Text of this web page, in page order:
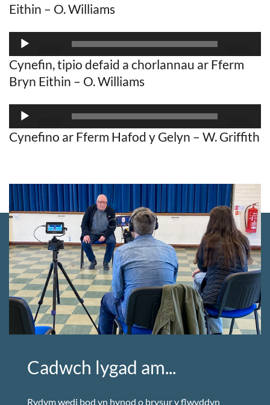
Eithin – O. Williams
Audio
Player
Cynefin, tipio defaid a chorlannau ar Fferm
Bryn Eithin – O. Williams
Audio
Player
Cynefino ar Fferm Hafod y Gelyn – W. Griffith
Cadwch lygad am...
Rydym wedi bod yn hynod o brysur y flwyddyn